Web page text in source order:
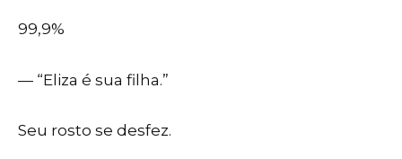
99,9%
— “Eliza é sua filha.”
Seu rosto se desfez.